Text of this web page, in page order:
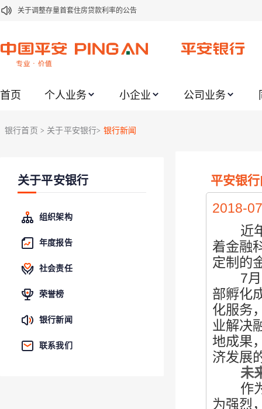
关于修订《平安银行平安金积存业务协议书（个人）》的公告
关于2021年劳动节期间代理贵金属业务风险提示的通知
关于加强代理贵金属业务风险防范的提示
关于进一步加强代理贵金属业务风险防范的提示
关于平安银行电子版信用卡更名为平安银行数字信用卡的公告
首页 个人业务 小企业 公司业务
银行首页 > 关于平安银行> 银行新闻
关于平安银行
组织架构
年度报告
社会责任
荣誉榜
银行新闻
联系我们
平安银
2018-
近年
着金融
定制的
7月
部孵化
化服务
业解决
地成果
济发展
未来
作为
为强烈